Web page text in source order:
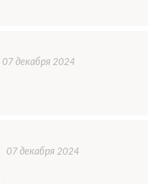
07 декабря 2024
07 декабря 2024